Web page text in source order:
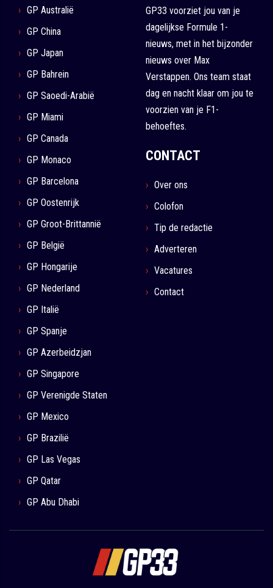
GP Australië
GP China
GP Japan
GP Bahrein
GP Saoedi-Arabië
GP Miami
GP Canada
GP Monaco
GP Barcelona
GP Oostenrijk
GP Groot-Brittannië
GP België
GP Hongarije
GP Nederland
GP Italië
GP Spanje
GP Azerbeidzjan
GP Singapore
GP Verenigde Staten
GP Mexico
GP Brazilië
GP Las Vegas
GP Qatar
GP Abu Dhabi
GP33 voorziet jou van je
dagelijkse Formule 1-
nieuws, met in het bijzonder
nieuws over Max
Verstappen. Ons team staat
dag en nacht klaar om jou te
voorzien van je F1-
behoeftes.
CONTACT
Over ons
Colofon
Tip de redactie
Adverteren
Vacatures
Contact